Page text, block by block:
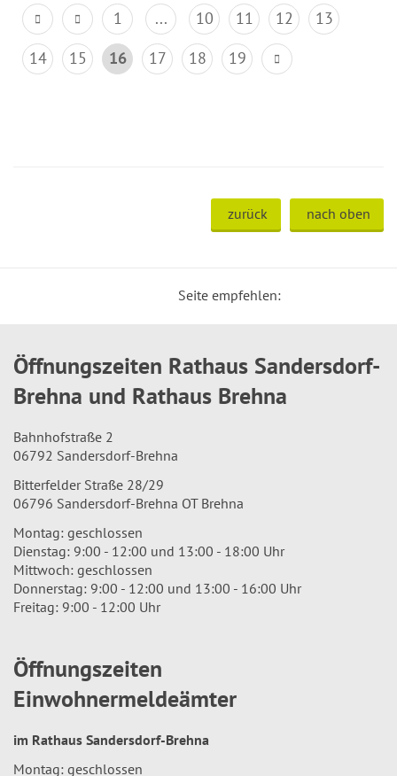
1 ... 10 11 12
13
14
15 16 17 18 19
zurück nach oben
Seite empfehlen:
Öffnungszeiten Rathaus Sandersdorf-
Brehna und Rathaus Brehna
Bahnhofstraße 2
06792 Sandersdorf-Brehna
Bitterfelder Straße 28/29
06796 Sandersdorf-Brehna OT Brehna
Montag: geschlossen
Dienstag: 9:00 - 12:00 und 13:00 - 18:00 Uhr
Mittwoch: geschlossen
Donnerstag: 9:00 - 12:00 und 13:00 - 16:00 Uhr
Freitag: 9:00 - 12:00 Uhr
Öffnungszeiten
Einwohnermeldeämter
im Rathaus Sandersdorf-Brehna
Montag: geschlossen